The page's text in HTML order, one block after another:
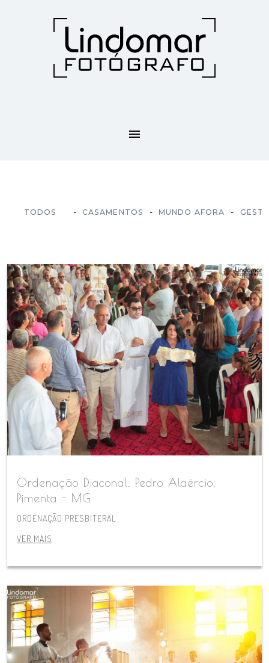
menu
TODOS - CASAMENTOS - MUNDO AFORA -
Ordenação Diaconal, Pedro Alaércio,
Pimenta - MG
ORDENAÇÃO PRESBITERAL
VER MAIS